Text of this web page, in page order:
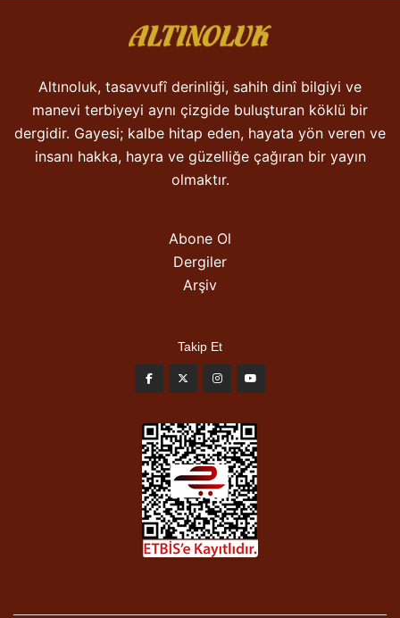
Altınoluk, tasavvufî derinliği, sahih dinî bilgiyi ve
manevi terbiyeyi aynı çizgide buluşturan köklü bir
dergidir. Gayesi; kalbe hitap eden, hayata yön veren ve
insanı hakka, hayra ve güzelliğe çağıran bir yayın
olmaktır.
Abone Ol
Dergiler
Arşiv
Takip Et